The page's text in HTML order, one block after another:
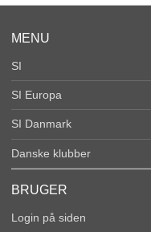
MENU
SI
SI Europa
SI Danmark
Danske klubber
BRUGER
Login på siden